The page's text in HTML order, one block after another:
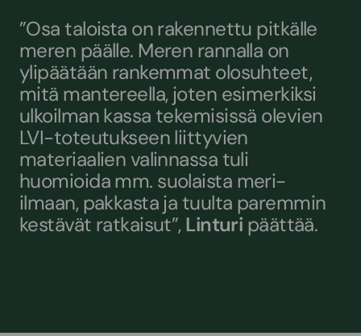
”Osa taloista on rakennettu pitkälle
meren päälle. Meren rannalla on
ylipäätään rankemmat olosuhteet,
mitä mantereella, joten esimerkiksi
ulkoilman kassa tekemisissä olevien
LVI-toteutukseen liittyvien
materiaalien valinnassa tuli
huomioida mm. suolaista meri-
ilmaan, pakkasta ja tuulta paremmin
kestävät ratkaisut”,Linturi päättää.